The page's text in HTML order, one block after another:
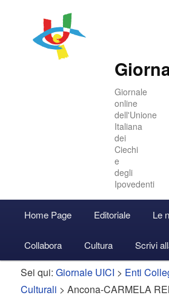
Giornale
online
dell'Unione
Italiana
dei
Ciechi
e
degli
Ipovedenti
principale
Vai
al
contenuto
Vai
al
contenuto
Accedi
Home Page Editoriale Le
Collabora Cultura Scrivi
Sei qui:Giornale UICI > Enti
Culturali > Ancona-CARMELA